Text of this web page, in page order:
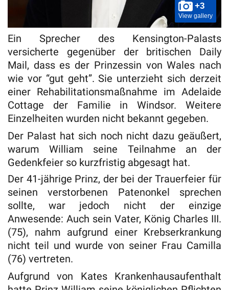
+3
View gallery
Ein Sprecher des Kensington-Palasts
versicherte gegenüber der britischen Daily
Mail, dass es der Prinzessin von Wales nach
wie vor “gut geht”. Sie unterzieht sich derzeit
einer Rehabilitationsmaßnahme im Adelaide
Cottage der Familie in Windsor. Weitere
Einzelheiten wurden nicht bekannt gegeben.
Der Palast hat sich noch nicht dazu geäußert,
warum William seine Teilnahme an der
Gedenkfeier so kurzfristig abgesagt hat.
Der 41-jährige Prinz, der bei der Trauerfeier für
seinen verstorbenen Patenonkel sprechen
sollte, war jedoch nicht der einzige
Anwesende: Auch sein Vater, König Charles III.
(75), nahm aufgrund einer Krebserkrankung
nicht teil und wurde von seiner Frau Camilla
(76) vertreten.
Aufgrund von Kates Krankenhausaufenthalt